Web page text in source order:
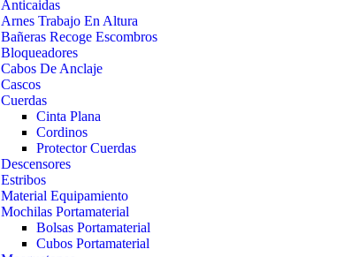
Anticaidas
Arnes Trabajo En Altura
Bañeras Recoge Escombros
Bloqueadores
Cabos De Anclaje
Cascos
Cuerdas
Cinta Plana
Cordinos
Protector Cuerdas
Descensores
Estribos
Material Equipamiento
Mochilas Portamaterial
Bolsas Portamaterial
Cubos Portamaterial